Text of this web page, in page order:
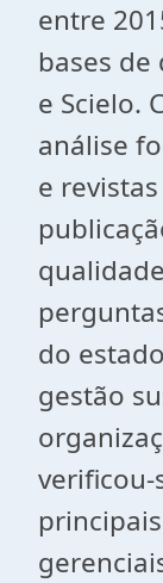
entre
bases de
e Scielo.
análise
e
do
gestão
verificou-